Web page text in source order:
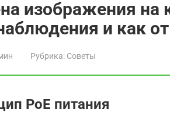
изображения на
и как
Рубрика: Советы
РoE питания